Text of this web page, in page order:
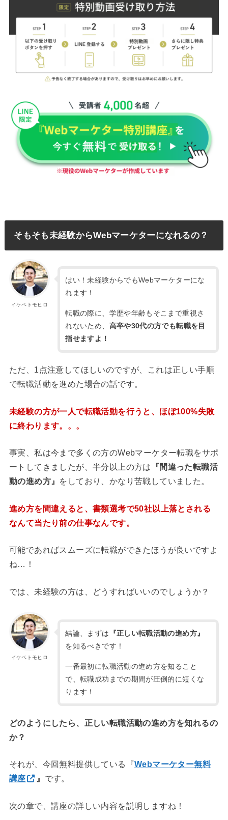
そもそも未経験からWebマーケターになれるの？
イケベトモヒロ
はい！未経験からでもWebマーケターにな
れます！
転職の際に、学歴や年齢もそこまで重視さ
れないため、 高卒や30代の方でも転職を目
指せますよ！
ただ、1点注意してほしいのですが、これは正しい手順
で転職活動を進めた場合の話です。
未経験の方が一人で転職活動を行うと、ほぼ100%失敗
に終わります。。。
事実、私は今まで多くの方のWebマーケター転職をサポ
ートしてきましたが、半分以上の方は
『間違った転職活
動の進め方』 をしており、かなり苦戦していました。
進め方を間違えると、書類選考で50社以上落とされる
なんて当たり前の仕事なんです。
可能であればスムーズに転職ができたほうが良いですよ
ね…！
では、未経験の方は、どうすればいいのでしょうか？
イケベトモヒロ
結論、まずは 『正しい転職活動の進め方』
を知るべきです！
一番最初に転職活動の進め方を知ること
で、転職成功までの期間が圧倒的に短くな
ります！
どのようにしたら、正しい転職活動の進め方を知れるの
か？
それが、今回無料提供している『Webマーケター無料
講座
』 です。
次の章で、講座の詳しい内容を説明しますね！